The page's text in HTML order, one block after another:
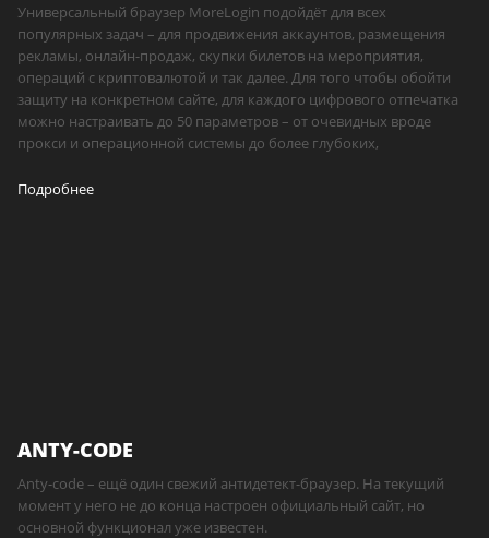
Универсальный браузер MoreLogin подойдёт для всех
популярных задач – для продвижения аккаунтов, размещения
рекламы, онлайн-продаж, скупки билетов на мероприятия,
операций с криптовалютой и так далее. Для того чтобы обойти
защиту на конкретном сайте, для каждого цифрового отпечатка
можно настраивать до 50 параметров – от очевидных вроде
прокси и операционной системы до более глубоких,
Подробнее
ANTY-CODE
Anty-code – ещё один свежий антидетект-браузер. На текущий
момент у него не до конца настроен официальный сайт, но
основной функционал уже известен.